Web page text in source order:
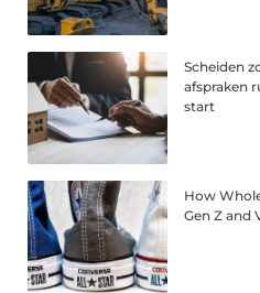
Scheiden
afspraken
start
How
Gen Z and